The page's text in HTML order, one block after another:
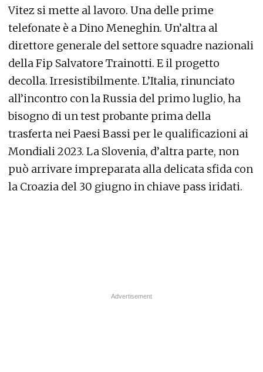
Vitez si mette al lavoro. Una delle prime
telefonate è a Dino Meneghin. Un’altra al
direttore generale del settore squadre nazionali
della Fip Salvatore Trainotti. E il progetto
decolla. Irresistibilmente. L’Italia, rinunciato
all’incontro con la Russia del primo luglio, ha
bisogno di un test probante prima della
trasferta nei Paesi Bassi per le qualificazioni ai
Mondiali 2023. La Slovenia, d’altra parte, non
può arrivare impreparata alla delicata sfida con
la Croazia del 30 giugno in chiave pass iridati.